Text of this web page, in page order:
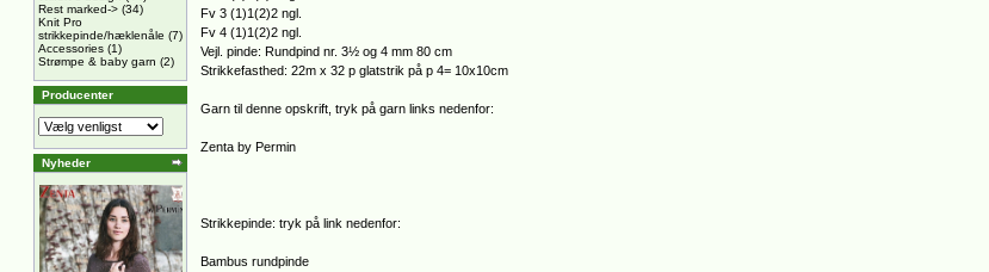
Rest marked-> (34)
Knit Pro
strikkepinde/hæklenåle (7)
Accessories (1)
Strømpe & baby garn (2)
Producenter
Nyheder
Fv 3 (1)1(2)2 ngl.
Fv 4 (1)1(2)2 ngl.
Vejl. pinde: Rundpind nr. 3½ og 4 mm 80 cm
Strikkefasthed: 22m x 32 p glatstrik på p 4= 10x10cm
Garn til denne opskrift, tryk på garn links nedenfor:
Zenta by Permin
Strikkepinde: tryk på link nedenfor:
Bambus rundpinde